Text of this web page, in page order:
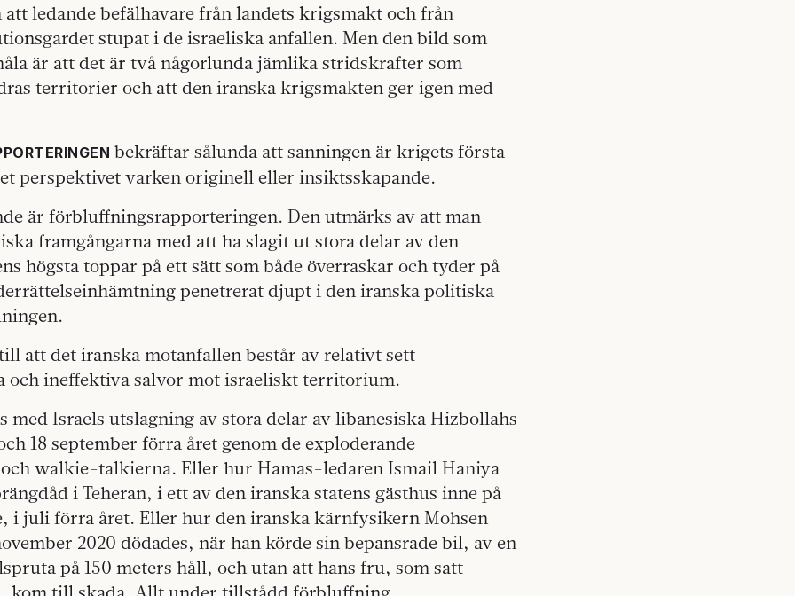
ledande befälhavare från landets krigsmakt och från
stupat i de israeliska anfallen. Men den bild som
är att det är två någorlunda jämlika stridskrafter som
territorier och att den iranska krigsmakten ger igen med
bekräftar sålunda att sanningen är krigets första
perspektivet varken originell eller insiktsskapande.
är förbluffningsrapporteringen. Den utmärks av att man
framgångarna med att ha slagit ut stora delar av den
högsta toppar på ett sätt som både överraskar och tyder på
penetrerat djupt i den iranska politiska
att det iranska motanfallen består av relativt sett
och ineffektiva salvor mot israeliskt territorium.
med Israels utslagning av stora delar av libanesiska Hizbollahs
18 september förra året genom de exploderande
walkie-talkierna. Eller hur Hamas-ledaren Ismail Haniya
i Teheran, i ett av den iranska statens gästhus inne på
i juli förra året. Eller hur den iranska kärnfysikern Mohsen
2020 dödades, när han körde sin bepansrade bil, av en
på 150 meters håll, och utan att hans fru, som satt